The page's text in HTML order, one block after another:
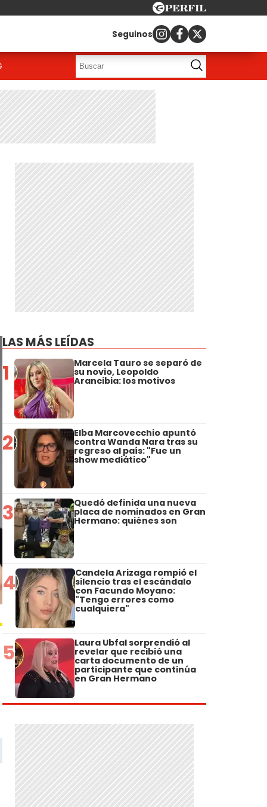
Seguinos
LAS MÁS LEÍDAS
1 Marcela Tauro se separó de
su novio, Leopoldo
Arancibia: los motivos
2 Elba Marcovecchio apuntó
contra Wanda Nara tras su
regreso al país: "Fue un
show mediático"
3 Quedó definida una nueva
placa de nominados en Gran
Hermano: quiénes son
4 Candela Arizaga rompió el
silencio tras el escándalo
con Facundo Moyano:
"Tengo errores como
cualquiera"
5 Laura Ubfal sorprendió al
revelar que recibió una
carta documento de un
participante que continúa
en Gran Hermano